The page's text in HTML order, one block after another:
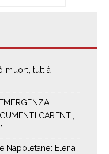
muort, tutt à
CARENTI,
Napoletane: Elena